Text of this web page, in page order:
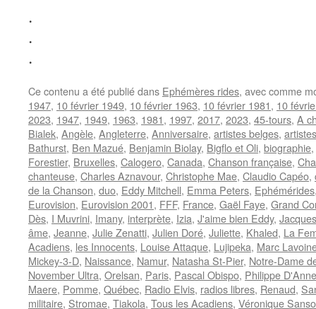
.
.
.
Ce contenu a été publié dans Ephémères rides, avec comme
1947, 10 février 1949, 10 février 1963, 10 février 1981, 10
2023, 1947, 1949, 1963, 1981, 1997, 2017, 2023, 45-tours, A
Bialek, Angèle, Angleterre, Anniversaire, artistes belges,
Bathurst, Ben Mazué, Benjamin Biolay, Bigflo et Oli, biographie,
Forestier, Bruxelles, Calogero, Canada, Chanson française,
chanteuse, Charles Aznavour, Christophe Mae, Claudio Capéo,
de la Chanson, duo, Eddy Mitchell, Emma Peters, Ephémérides
Eurovision, Eurovision 2001, FFF, France, Gaël Faye, Grand
Dès, I Muvrini, Imany, interprète, Izia, J'aime bien Eddy, Jacques
âme, Jeanne, Julie Zenatti, Julien Doré, Juliette, Khaled, La
Acadiens, les Innocents, Louise Attaque, Lujipeka, Marc
Mickey-3-D, Naissance, Namur, Natasha St-Pier, Notre-Dame
November Ultra, Orelsan, Paris, Pascal Obispo, Philippe
Maere, Pomme, Québec, Radio Elvis, radios libres, Renaud,
militaire, Stromae, Tiakola, Tous les Acadiens, Véronique